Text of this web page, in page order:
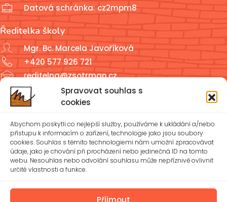
Spravovat souhlas s
cookies
Abychom poskytli co nejlepší služby, používáme k ukládání a/nebo
přístupu k informacím o zařízení, technologie jako jsou soubory
cookies. Souhlas s těmito technologiemi nám umožní zpracovávat
údaje, jako je chování při procházení nebo jedinečná ID na tomto
webu. Nesouhlas nebo odvolání souhlasu může nepříznivě ovlivnit
určité vlastnosti a funkce.
Přijmout
Datová schránka: cz2mpm8
Ředitelka školy
Mgr. Bc. Marcela Javoříková
+420 577 926 721
reditelna@zsotrman.cz
Školní jídelna a školní družina
ŠD: +420 577 926 720
reditelna@zsotrman.cz
Zásady cookies (EU)
Ochrana osobních údajů – GDPR